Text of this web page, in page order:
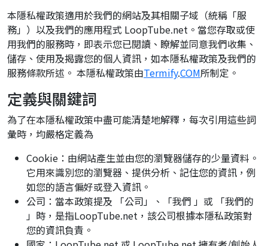
本隱私權政策適用於我們的網站及其相關子域（統稱「服
務」）以及我們的應用程式 LoopTube.net。當您存取或使
用我們的服務時，即表示您已閱讀、瞭解並同意我們收集、
儲存、使用及揭露您的個人資訊，如本隱私權政策及我們的
服務條款所述。 本隱私權政策由Termify.COM所制定。
定義與關鍵詞
為了在本隱私權政策中盡可能清楚地解釋，每次引用這些詞
彙時，均嚴格定義為
Cookie：由網站產生並由您的瀏覽器儲存的少量資料。
它用來識別您的瀏覽器、提供分析、記住您的資訊，例
如您的語言偏好或登入資訊。
公司：當本政策提及 「公司」、「我們 」或 「我們的
」時，是指LoopTube.net，該公司根據本隱私政策對
您的資訊負責。